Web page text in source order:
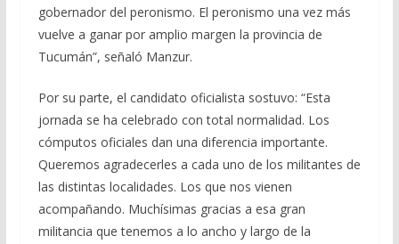
gobernador del peronismo. El peronismo una vez más
vuelve a ganar por amplio margen la provincia de
Tucumán”, señaló Manzur.
Por su parte, el candidato oficialista sostuvo: “Esta
jornada se ha celebrado con total normalidad. Los
cómputos oficiales dan una diferencia importante.
Queremos agradecerles a cada uno de los militantes de
las distintas localidades. Los que nos vienen
acompañando. Muchísimas gracias a esa gran
militancia que tenemos a lo ancho y largo de la